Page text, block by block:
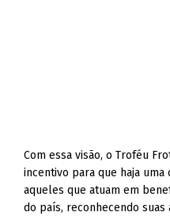
Com essa visão, o Troféu
incentivo para que haja
aqueles que atuam em
do país, reconhecendo suas